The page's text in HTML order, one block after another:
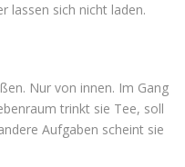
lassen sich nicht laden.
Nur von innen. Im Gang
trinkt sie Tee, soll
Aufgaben scheint sie